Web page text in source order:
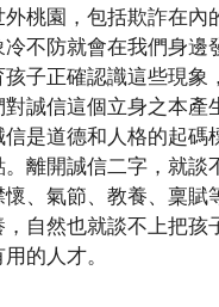
外桃園，包括欺詐在內
冷不防就會在我們身邊
孩子正確認識這些現象
對誠信這個立身之本產
信是道德和人格的起碼
。離開誠信二字，就談
懷、氣節、教養、稟賦
，自然也就談不上把孩
的人才。